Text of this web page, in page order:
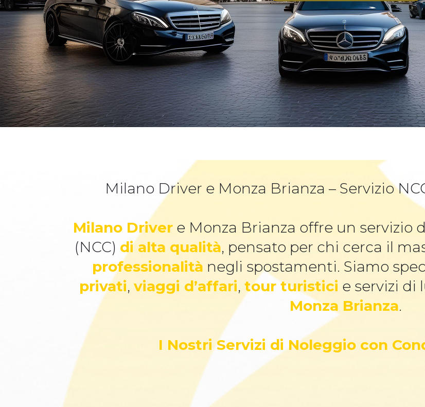
Milano Driver e Monza Brianza – Servizio
Milano Driver e Monza Brianza offre un servizio
(NCC) di alta qualità, pensato per chi cerca il
professionalità negli spostamenti. Siamo
privati, viaggi d’affari, tour turistici e servizi di
Monza Brianza.
I Nostri Servizi di Noleggio con